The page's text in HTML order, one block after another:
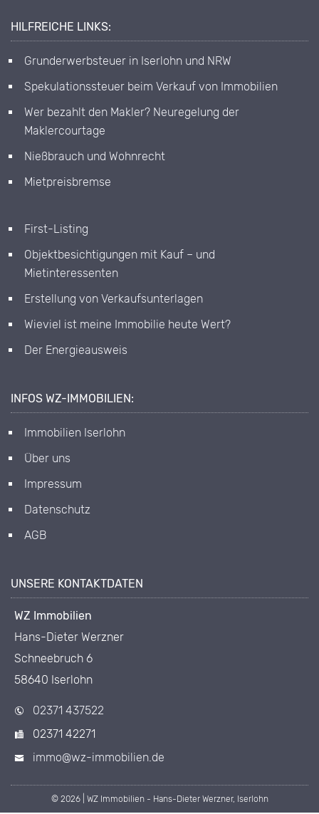
HILFREICHE LINKS:
Grunderwerbsteuer in Iserlohn und NRW
Spekulationssteuer beim Verkauf von Immobilien
Wer bezahlt den Makler? Neuregelung der
Maklercourtage
Nießbrauch und Wohnrecht
Mietpreisbremse
First-Listing
Objektbesichtigungen mit Kauf – und
Mietinteressenten
Erstellung von Verkaufsunterlagen
Wieviel ist meine Immobilie heute Wert?
Der Energieausweis
INFOS WZ-IMMOBILIEN:
Immobilien Iserlohn
Über uns
Impressum
Datenschutz
AGB
UNSERE KONTAKTDATEN
WZ Immobilien
Hans-Dieter Werzner
Schneebruch 6
58640 Iserlohn
02371 437522
02371 42271
immo@wz-immobilien.de
© 2026 | WZ Immobilien - Hans-Dieter Werzner, Iserlohn